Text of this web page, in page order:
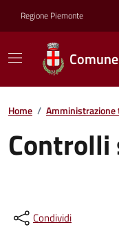
Regione Piemonte
Home /
Controlli
Condividi